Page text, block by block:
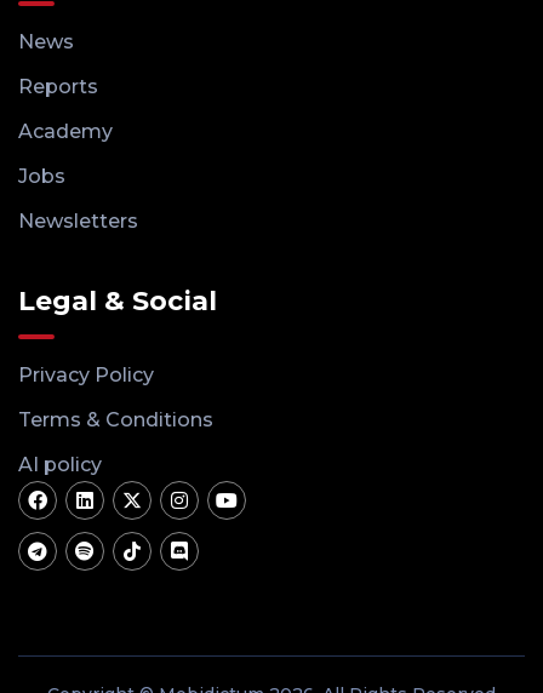
News
Reports
Academy
Jobs
Newsletters
Legal & Social
Privacy Policy
Terms & Conditions
AI policy